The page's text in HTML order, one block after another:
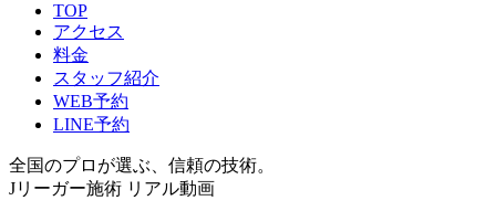
TOP
アクセス
料金
スタッフ紹介
WEB予約
LINE予約
全国のプロが選ぶ、信頼の技術。
Jリーガー施術 リアル動画